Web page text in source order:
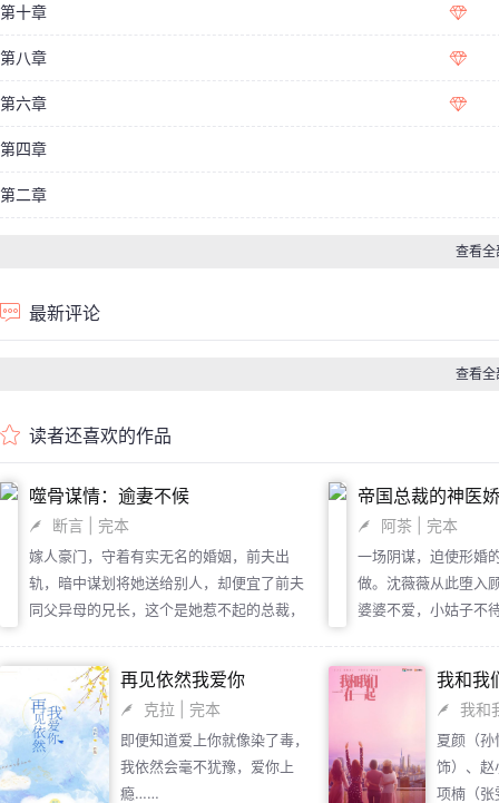
边，也成天拿着手机拍来拍去。
第十章
第八章
第六章
第四章
第二章
查看全
最新评论
查看全
读者还喜欢的作品
噬骨谋情：逾妻不候
断言 | 完本
嫁人豪门，守着有实无名的婚姻，前夫出
轨，暗中谋划将她送给别人，却便宜了前夫
同父异母的兄长，这个是她惹不起的总裁，
娇媚，发颤道，“先生，快救救我。”李弘霖
嘴角勾起邪笑，“别急，我来救你了。”李弘
霖将她扔到床上，开启床咚模式。
帝国总裁的神医
阿茶 | 完本
一场阴谋，迫使形婚
做。沈薇薇从此堕入
婆婆不爱，小姑子不
开。两年后再度重逢
她欲罢不能。“顾琛
就已经两不相欠！”
她耳边轻声说道：“
够！”
再见依然我爱你
克拉 | 完本
即便知道爱上你就像染了毒，
我依然会毫不犹豫，爱你上
瘾……
我和我
我和
夏颜（
饰）、赵
项楠（张